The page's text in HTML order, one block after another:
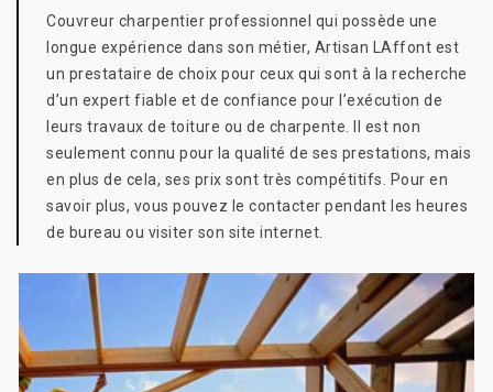
Couvreur charpentier professionnel qui possède une
longue expérience dans son métier, Artisan LAffont est
un prestataire de choix pour ceux qui sont à la recherche
d’un expert fiable et de confiance pour l’exécution de
leurs travaux de toiture ou de charpente. Il est non
seulement connu pour la qualité de ses prestations, mais
en plus de cela, ses prix sont très compétitifs. Pour en
savoir plus, vous pouvez le contacter pendant les heures
de bureau ou visiter son site internet.